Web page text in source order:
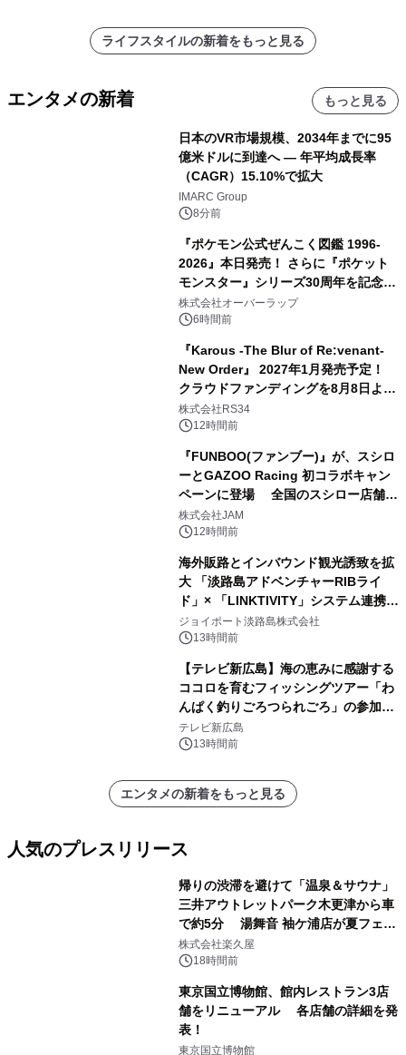
ライフスタイルの新着をもっと見る
エンタメの新着 もっと見る
日本のVR市場規模、2034年までに95
億米ドルに到達へ ― 年平均成長率
（CAGR）15.10%で拡大
IMARC Group
8分前
『ポケモン公式ぜんこく図鑑 1996-
2026』本日発売！ さらに『ポケット
モンスター』シリーズ30周年を記念し
た画集『ポケットモンスター ビジュア
ルアートブック』の発売決定！ 2026
株式会社オーバーラップ
6時間前
『Karous -The Blur of Re:venant-
New Order』 2027年1月発売予定！
クラウドファンディングを8月8日より
開始
株式会社RS34
12時間前
『FUNBOO(ファンブー)』が、スシロ
ーとGAZOO Racing 初コラボキャン
ペーンに登場 全国のスシロー店舗で
GR 4車種の FUNBOO(ミニカー)付き
メニューが展開されます
株式会社JAM
12時間前
海外販路とインバウンド観光誘致を拡
大 「淡路島アドベンチャーRIBライ
ド」× 「LINKTIVITY」システム連携を
開始！
ジョイポート淡路島株式会社
13時間前
【テレビ新広島】海の恵みに感謝する
ココロを育むフィッシングツアー「わ
んぱく釣りごろつられごろ」の参加小
学生を募集
テレビ新広島
13時間前
エンタメの新着をもっと見る
人気のプレスリリース
帰りの渋滞を避けて「温泉＆サウナ」
三井アウトレットパーク木更津から車
で約5分 湯舞音 袖ケ浦店が夏フェア
メニューを提供
株式会社楽久屋
18時間前
東京国立博物館、館内レストラン3店
舗をリニューアル 各店舗の詳細を発
表！
東京国立博物館